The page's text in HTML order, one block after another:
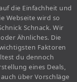
die Einfachheit und
Webseite wird so
Schnack. Wir
Ähnliches. Die
Faktoren
du dennoch
eines Deals,
über Vorschläge